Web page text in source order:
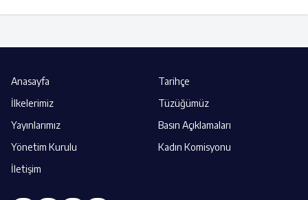
Anasayfa
Tarihçe
İlkelerimiz
Tüzüğümüz
Yayınlarımız
Basın Açıklamaları
Yönetim Kurulu
Kadın Komisyonu
İletişim